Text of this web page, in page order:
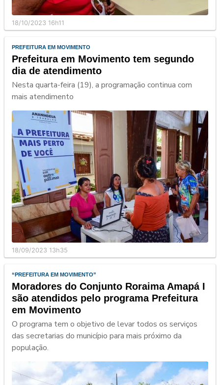
18/10/2023 16h11
PREFEITURA EM MOVIMENTO
Prefeitura em Movimento tem segundo
dia de atendimento
Nesta quarta-feira (19), a programação continua com
mais atendimento
18/09/2023 13h35
“PREFEITURA EM MOVIMENTO”
Moradores do Conjunto Roraima Amapá I
são atendidos pelo programa Prefeitura
em Movimento
O programa tem o objetivo de levar todos os serviços
das secretarias do município para mais próximo da
população.